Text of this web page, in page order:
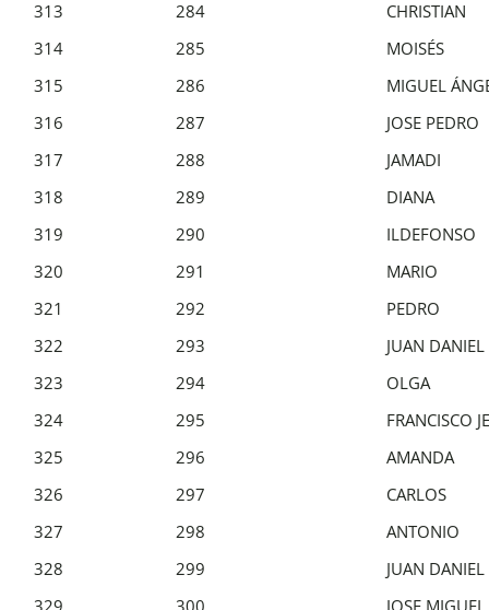
313
284
CHRISTIAN
314
285
MOISÉS
315
286
MIGUEL
316
287
JOSE PEDRO
317
288
JAMADI
318
289
DIANA
319
290
ILDEFONSO
320
291
MARIO
321
292
PEDRO
322
293
JUAN DANIEL
323
294
OLGA
324
295
FRANCISCO
325
296
AMANDA
326
297
CARLOS
327
298
ANTONIO
328
299
JUAN DANIEL
329
300
JOSE MIGUEL